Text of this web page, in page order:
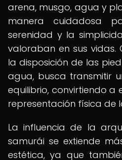
arena, musgo, agua y
manera cuidadosa
serenidad y la
valoraban en sus vidas.
la disposición de las
agua, busca transmitir
equilibrio, convirtiendo a
representación física de
La influencia de la
samurái se extiende
estética, ya que